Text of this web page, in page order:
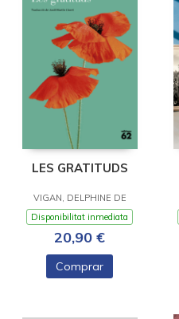
LES GRATITUDS
VIGAN, DELPHINE DE
Disponibilitat inmediata
20,90 €
Comprar